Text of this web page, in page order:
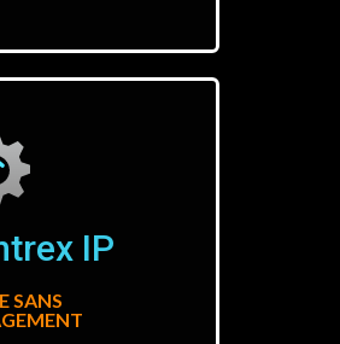
IP
SANS